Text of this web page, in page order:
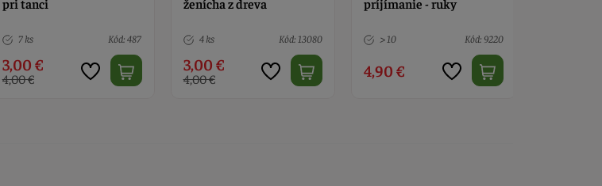
ženícha z dreva
4 ks Kód: 13080
3,00 €
4,00 €
príjímanie - ruky
> 10 Kód: 9220
4,90 €
výročie svadby
3 ks Kód: 12871
10,00 €